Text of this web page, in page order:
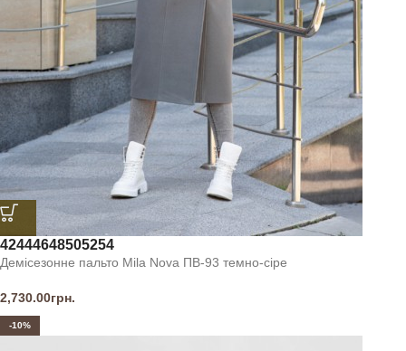
42444648505254
Демісезонне пальто Mila Nova ПВ-93 темно-сіре
2,730.00грн.
-10%